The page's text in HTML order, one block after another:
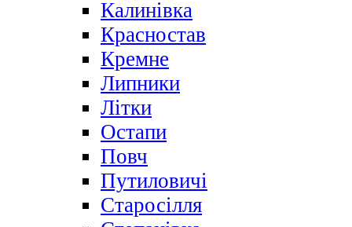
Калинівка
Красностав
Кремне
Липники
Літки
Остапи
Повч
Путиловичі
Старосілля